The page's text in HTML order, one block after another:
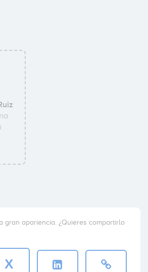
gran apariencia. ¿Quieres compartirlo
X